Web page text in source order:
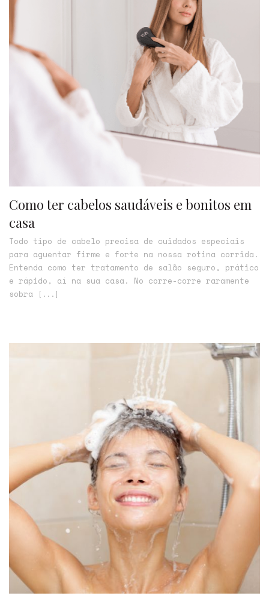
Como ter cabelos saudáveis e bonitos em
casa
Todo tipo de cabelo precisa de cuidados especiais
para aguentar firme e forte na nossa rotina corrida.
Entenda como ter tratamento de salão seguro, prático
e rápido, aí na sua casa. No corre-corre raramente
sobra
[...]